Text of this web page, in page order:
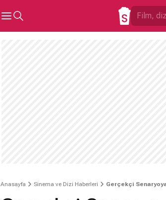
Anasayfa Sinema ve Dizi Haberleri Gerçekçi